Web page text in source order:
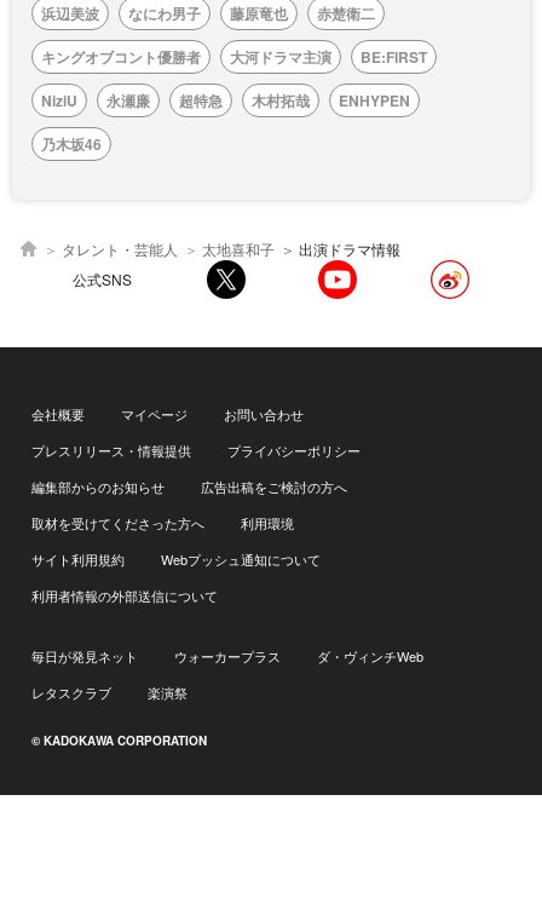
浜辺美波
なにわ男子 藤原竜也
赤楚衛二
キングオブコント優勝者
大河ドラマ主演
BE:FIRST
NiziU
永瀬廉 超特急 木村拓哉
ENHYPEN
乃木坂46
タレント・芸能人 太地喜和子
出演ドラマ情報
公式SNS
会社概要 マイページ
お問い合わせ
プレスリリース・情報提供
プライバシーポリシー
編集部からのお知らせ
広告出稿をご検討の方へ
取材を受けてくださった方へ
利用環境
サイト利用規約
Webプッシュ通知について
利用者情報の外部送信について
毎日が発見ネット ウォーカープラス
ダ・ヴィンチWeb
レタスクラブ
楽演祭
© KADOKAWA CORPORATION